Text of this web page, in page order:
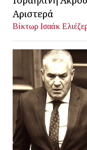
Αριστερά
Βίκτωρ Ισαάκ